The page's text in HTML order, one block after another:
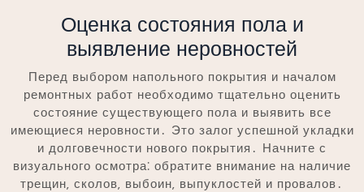
Оценка состояния пола и
выявление неровностей
Перед выбором напольного покрытия и началом
ремонтных работ необходимо тщательно оценить
состояние существующего пола и выявить все
имеющиеся неровности․ Это залог успешной укладки
и долговечности нового покрытия․ Начните с
визуального осмотра⁚ обратите внимание на наличие
трещин‚ сколов‚ выбоин‚ выпуклостей и провалов․